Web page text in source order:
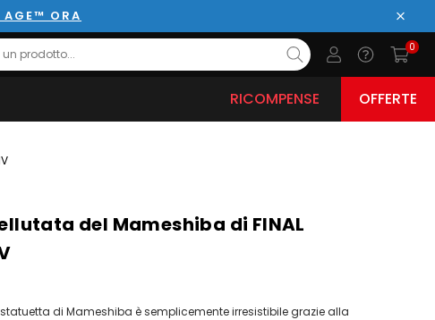
AGE™ ORA
0
RICOMPENSE OFFERTE
del Mameshiba di FINAL
di Mameshiba è semplicemente irresistibile grazie alla